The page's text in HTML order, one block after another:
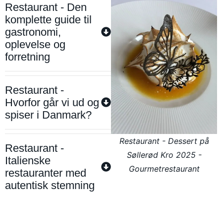
Restaurant - Den
komplette guide til
gastronomi,
oplevelse og
forretning
Restaurant -
Hvorfor går vi ud og
spiser i Danmark?
Restaurant -
Italienske
restauranter med
autentisk stemning
Restaurant - Dessert på
Søllerød Kro 2025 -
Gourmetrestaurant